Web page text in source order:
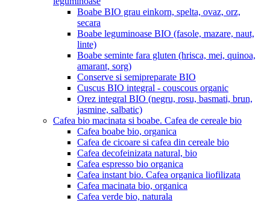
Boabe BIO grau einkorn, spelta, ovaz, orz,
secara
Boabe leguminoase BIO (fasole, mazare, naut,
linte)
Boabe seminte fara gluten (hrisca, mei, quinoa,
amarant, sorg)
Conserve si semipreparate BIO
Cuscus BIO integral - couscous organic
Orez integral BIO (negru, rosu, basmati, brun,
jasmine, salbatic)
Cafea bio macinata si boabe. Cafea de cereale bio
Cafea boabe bio, organica
Cafea de cicoare si cafea din cereale bio
Cafea decofeinizata natural, bio
Cafea espresso bio organica
Cafea instant bio. Cafea organica liofilizata
Cafea macinata bio, organica
Cafea verde bio, naturala